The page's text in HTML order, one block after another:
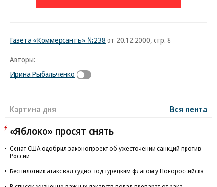
Газета «Коммерсантъ» №238 от 20.12.2000, стр. 8
Авторы:
Ирина Рыбальченко
Картина дня Вся лента
«Яблоко» просят снять
Сенат США одобрил законопроект об ужесточении санкций против
России
Беспилотник атаковал судно под турецким флагом у Новороссийска